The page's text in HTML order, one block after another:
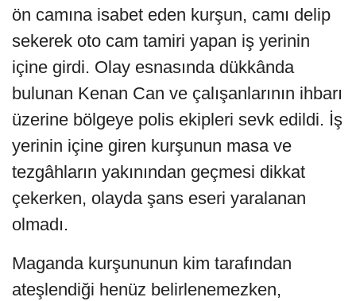
ön camına isabet eden kurşun, camı delip
sekerek oto cam tamiri yapan iş yerinin
içine girdi. Olay esnasında dükkânda
bulunan Kenan Can ve çalışanlarının ihbarı
üzerine bölgeye polis ekipleri sevk edildi. İş
yerinin içine giren kurşunun masa ve
tezgâhların yakınından geçmesi dikkat
çekerken, olayda şans eseri yaralanan
olmadı.
Maganda kurşununun kim tarafından
ateşlendiği henüz belirlenemezken,